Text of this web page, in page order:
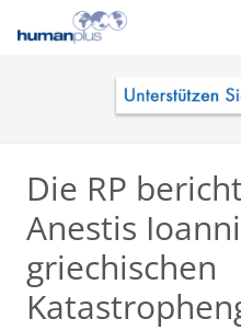
Die RP
Anestis
griechischen